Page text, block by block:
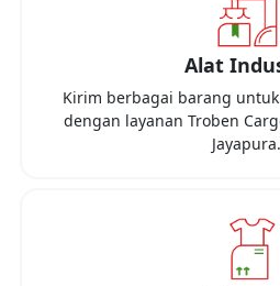
Alat
Kirim berbagai barang
dengan layanan Troben
Jayapura.